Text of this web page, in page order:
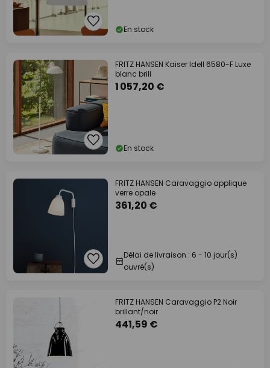
En stock
FRITZ HANSEN Kaiser Idell 6580-F Luxe
blanc brill
1 057,20 €
En stock
FRITZ HANSEN Caravaggio applique
verre opale
361,20 €
Délai de livraison : 6 - 10 jour(s)
ouvré(s)
FRITZ HANSEN Caravaggio P2 Noir
brillant/noir
441,59 €